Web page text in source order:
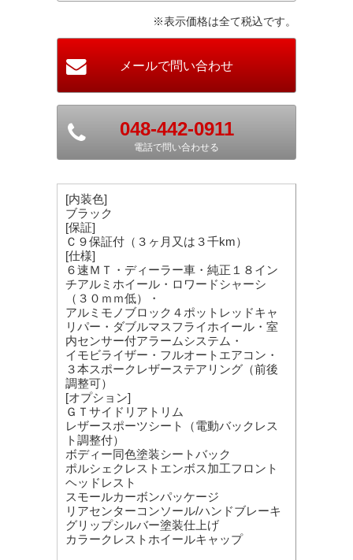
※表示価格は全て税込です。
048-442-0911
電話で問い合わせる
[内装色]
ブラック
[保証]
Ｃ９保証付（３ヶ月又は３千km）
[仕様]
６速ＭＴ・ディーラー車・純正１８イン
チアルミホイール・ロワードシャーシ
（３０ｍｍ低）・
アルミモノブロック４ポットレッドキャ
リパー・ダブルマスフライホイール・室
内センサー付アラームシステム・
イモビライザー・フルオートエアコン・
３本スポークレザーステアリング（前後
調整可）
[オプション]
ＧＴサイドリアトリム
レザースポーツシート（電動バックレス
ト調整付）
ボディー同色塗装シートバック
ポルシェクレストエンボス加工フロント
ヘッドレスト
スモールカーボンパッケージ
リアセンターコンソール/ハンドブレーキ
グリップシルバー塗装仕上げ
カラークレストホイールキャップ